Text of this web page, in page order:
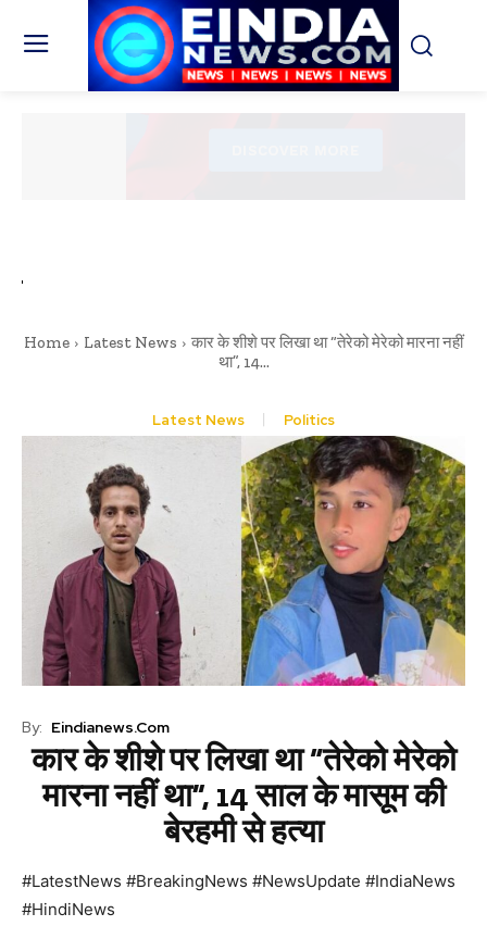
Home Latest News
कार के शीशे पर लिखा था “तेरेको मेरेको मारना नहीं
था”, 14...
Latest News Politics
By: Eindianews.com
कार के शीशे पर लिखा था “तेरेको मेरेको
मारना नहीं था”, 14 साल के मासूम की
बेरहमी से हत्या
#LatestNews #BreakingNews #NewsUpdate #IndiaNews
#HindiNews